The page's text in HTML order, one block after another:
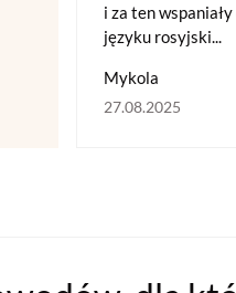
i za ten
języku rosyjski...
Mykola
27.08.2025